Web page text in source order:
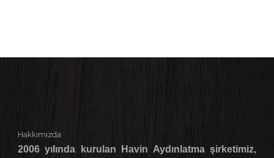
Hakkımızda
2006 yılında kurulan Havin Aydınlatma şirketimiz,